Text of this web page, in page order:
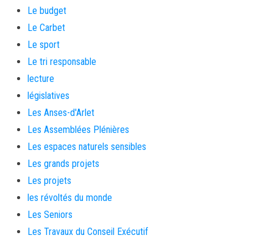
Le budget
Le Carbet
Le sport
Le tri responsable
lecture
législatives
Les Anses-d'Arlet
Les Assemblées Plénières
Les espaces naturels sensibles
Les grands projets
Les projets
les révoltés du monde
Les Seniors
Les Travaux du Conseil Exécutif